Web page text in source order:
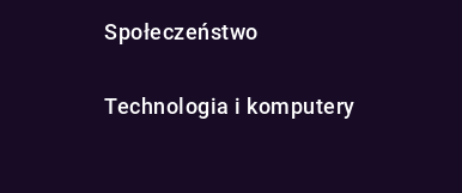
Społeczeństwo
Technologia i komputery